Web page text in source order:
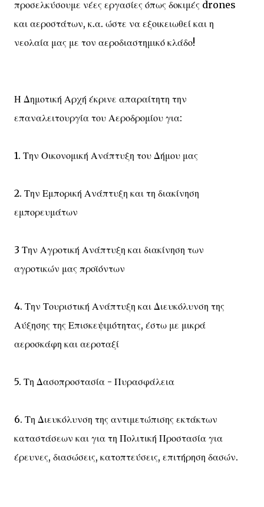
προσελκύσουμε νέες εργασίες όπως δοκιμές drones
και αεροστάτων, κ.α. ώστε να εξοικειωθεί και η
νεολαία μας με τον αεροδιαστημικό κλάδο!
Η Δημοτική Αρχή έκρινε απαραίτητη την
επαναλειτουργία του Αεροδρομίου για:
1. Την Οικονομική Ανάπτυξη του Δήμου μας
2. Την Εμπορική Ανάπτυξη και τη διακίνηση
εμπορευμάτων
3 Την Αγροτική Ανάπτυξη και διακίνηση των
αγροτικών μας προϊόντων
4. Την Τουριστική Ανάπτυξη και Διευκόλυνση της
Αύξησης της Επισκεψιμότητας, έστω με μικρά
αεροσκάφη και αεροταξί
5. Τη Δασοπροστασία - Πυρασφάλεια
6. Τη Διευκόλυνση της αντιμετώπισης εκτάκτων
καταστάσεων και για τη Πολιτική Προστασία για
έρευνες, διασώσεις, κατοπτεύσεις, επιτήρηση δασών.